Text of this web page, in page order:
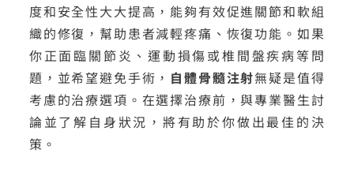
度和安全性大大提高，能夠有效促進關節和軟組
織的修復，幫助患者減輕疼痛、恢復功能。如果
你正面臨關節炎、運動損傷或椎間盤疾病等問
題，並希望避免手術， 自體骨髓注射無疑是值得
考慮的治療選項。在選擇治療前，與專業醫生討
論並了解自身狀況，將有助於你做出最佳的決
策。